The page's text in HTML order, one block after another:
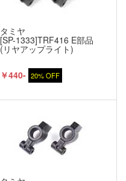
タミヤ
[SP-1333]TRF416 E部品
(リヤアップライト)
￥440- 20% OFF